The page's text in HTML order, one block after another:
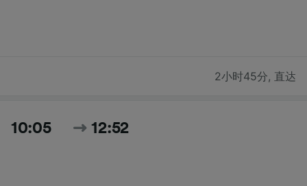
2小时45分, 直达
10:05 12:52